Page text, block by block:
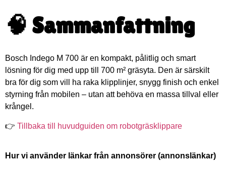
🧠 Sammanfattning
Bosch Indego M 700 är en kompakt, pålitlig och smart
lösning för dig med upp till 700 m² gräsyta. Den är särskilt
bra för dig som vill ha raka klipplinjer, snygg finish och enkel
styrning från mobilen – utan att behöva en massa tillval eller
krångel.
👉 Tillbaka till huvudguiden om robotgräsklippare
Hur vi använder länkar från annonsörer (annonslänkar)